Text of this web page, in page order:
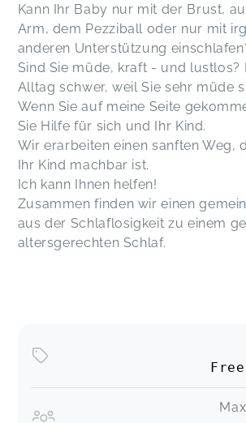
Kann Ihr Baby nur mit der Brust,
Arm, dem Pezziball oder nur mit
anderen Unterstützung
Sind Sie müde, kraft - und lustlos?
Alltag schwer, weil Sie sehr müde
Wenn Sie auf meine Seite
Sie Hilfe für sich und Ihr Kind.
Wir erarbeiten einen sanften Weg,
Ihr Kind machbar ist.
Ich kann Ihnen helfen!
Zusammen finden wir einen
aus der Schlaflosigkeit zu einem
altersgerechten Schlaf.